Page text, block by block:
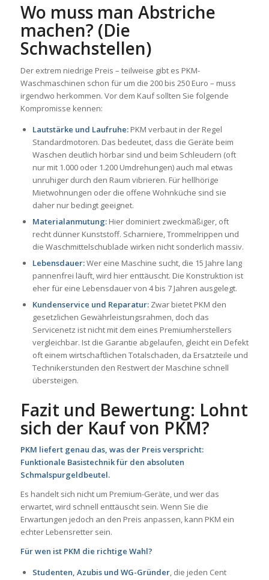
Wo muss man Abstriche
machen? (Die
Schwachstellen)
Der extrem niedrige Preis – teilweise gibt es PKM-
Waschmaschinen schon für um die 200 bis 250 Euro – muss
irgendwo herkommen. Vor dem Kauf sollten Sie folgende
Kompromisse kennen:
Lautstärke und Laufruhe:PKM verbaut in der Regel
Standardmotoren. Das bedeutet, dass die Geräte beim
Waschen deutlich hörbar sind und beim Schleudern (oft
nur mit 1.000 oder 1.200 Umdrehungen) auch mal etwas
unruhiger durch den Raum vibrieren. Für hellhörige
Mietwohnungen oder die offene Wohnküche sind sie
daher nur bedingt geeignet.
Materialanmutung:Hier dominiert zweckmäßiger, oft
recht dünner Kunststoff. Scharniere, Trommelrippen und
die Waschmittelschublade wirken nicht sonderlich massiv.
Lebensdauer:Wer eine Maschine sucht, die 15 Jahre lang
pannenfrei läuft, wird hier enttäuscht. Die Konstruktion ist
eher für eine Lebensdauer von 4 bis 7 Jahren ausgelegt.
Kundenservice und Reparatur:Zwar bietet PKM den
gesetzlichen Gewährleistungsrahmen, doch das
Servicenetz ist nicht mit dem eines Premiumherstellers
vergleichbar. Ist die Garantie abgelaufen, gleicht ein Defekt
oft einem wirtschaftlichen Totalschaden, da Ersatzteile und
Technikerstunden den Restwert der Maschine schnell
übersteigen.
Fazit und Bewertung: Lohnt
sich der Kauf von PKM?
PKM liefert genau das, was der Preis verspricht:
Funktionale Basistechnik für den absoluten
Schmalspurgeldbeutel.
Es handelt sich nicht um Premium-Geräte, und wer das
erwartet, wird schnell enttäuscht sein. Wenn Sie die
Erwartungen jedoch an den Preis anpassen, kann PKM ein
echter Lebensretter sein.
Für wen ist PKM die richtige Wahl?
Studenten, Azubis und WG-Gründer, die jeden Cent